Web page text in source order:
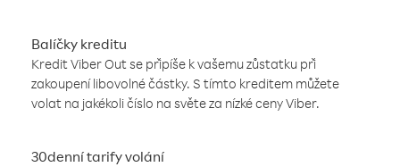
Balíčky kreditu
Kredit Viber Out se připíše k vašemu zůstatku při
zakoupení libovolné částky. S tímto kreditem můžete
volat na jakékoli číslo na světe za nízké ceny Viber.
30denní tarify volání